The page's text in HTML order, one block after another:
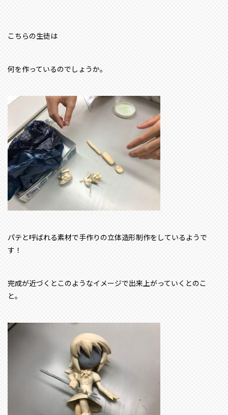
こちらの生徒は
何を作っているのでしょうか。
パテと呼ばれる素材で手作りの立体造形制作をしているようで
す！
完成が近づくとこのようなイメージで出来上がっていくとのこ
と。